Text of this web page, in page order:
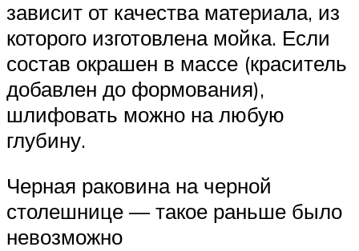
зависит от качества материала, из
которого изготовлена мойка. Если
состав окрашен в массе (краситель
добавлен до формования),
шлифовать можно на любую
глубину.
Черная раковина на черной
столешнице — такое раньше было
невозможно